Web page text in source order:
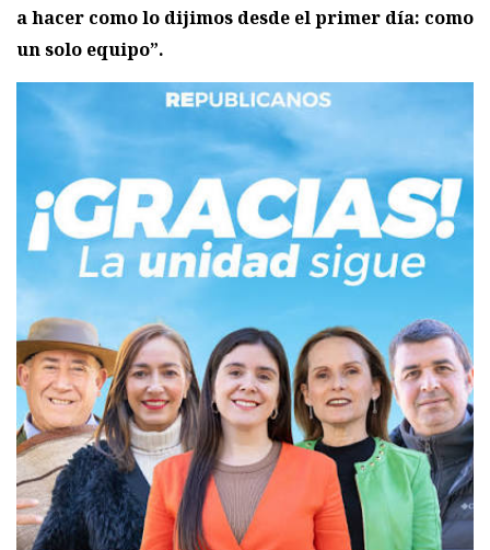
a hacer como lo dijimos desde el primer día: como
un solo equipo”.